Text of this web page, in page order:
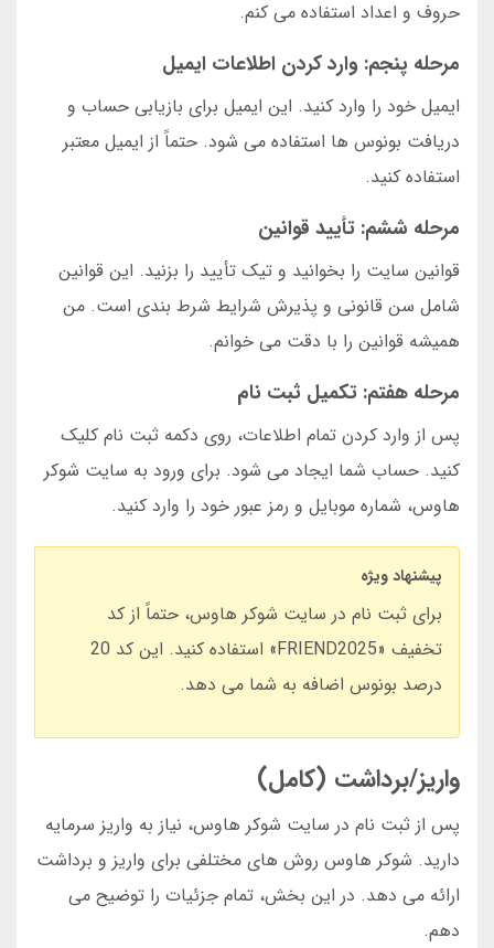
حروف و اعداد استفاده می کنم.
مرحله پنجم: وارد کردن اطلاعات ایمیل
ایمیل خود را وارد کنید. این ایمیل برای بازیابی حساب و
دریافت بونوس ها استفاده می شود. حتماً از ایمیل معتبر
استفاده کنید.
مرحله ششم: تأیید قوانین
قوانین سایت را بخوانید و تیک تأیید را بزنید. این قوانین
شامل سن قانونی و پذیرش شرایط شرط بندی است. من
همیشه قوانین را با دقت می خوانم.
مرحله هفتم: تکمیل ثبت نام
پس از وارد کردن تمام اطلاعات، روی دکمه ثبت نام کلیک
کنید. حساب شما ایجاد می شود. برای ورود به سایت شوکر
هاوس، شماره موبایل و رمز عبور خود را وارد کنید.
پیشنهاد ویژه
برای ثبت نام در سایت شوکر هاوس، حتماً از کد
تخفیف «FRIEND2025» استفاده کنید. این کد 20
درصد بونوس اضافه به شما می دهد.
واریز/برداشت (کامل)
پس از ثبت نام در سایت شوکر هاوس، نیاز به واریز سرمایه
دارید. شوکر هاوس روش های مختلفی برای واریز و برداشت
ارائه می دهد. در این بخش، تمام جزئیات را توضیح می
دهم.